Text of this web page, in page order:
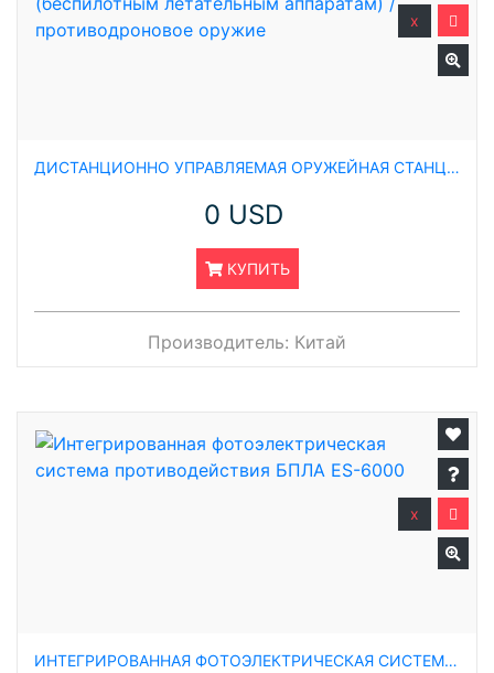
ДИСТАНЦИОННО УПРАВЛЯЕМАЯ ОРУЖЕЙНАЯ СТАНЦИЯ — ПРОТИВОДЕЙСТВИЕ БПЛА (БЕСПИЛОТНЫМ ЛЕТАТЕЛЬНЫМ АППАРАТАМ) / ПРОТИВОДРОНОВОЕ ОРУЖИЕ
0 USD
КУПИТЬ
x
Производитель: Китай
ИНТЕГРИРОВАННАЯ ФОТОЭЛЕКТРИЧЕСКАЯ СИСТЕМА ПРОТИВОДЕЙСТВИЯ БПЛА ES-6000
x